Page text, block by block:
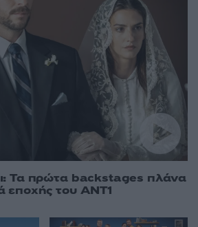
Τα πρώτα backstages πλάνα
εποχής του ΑΝΤ1